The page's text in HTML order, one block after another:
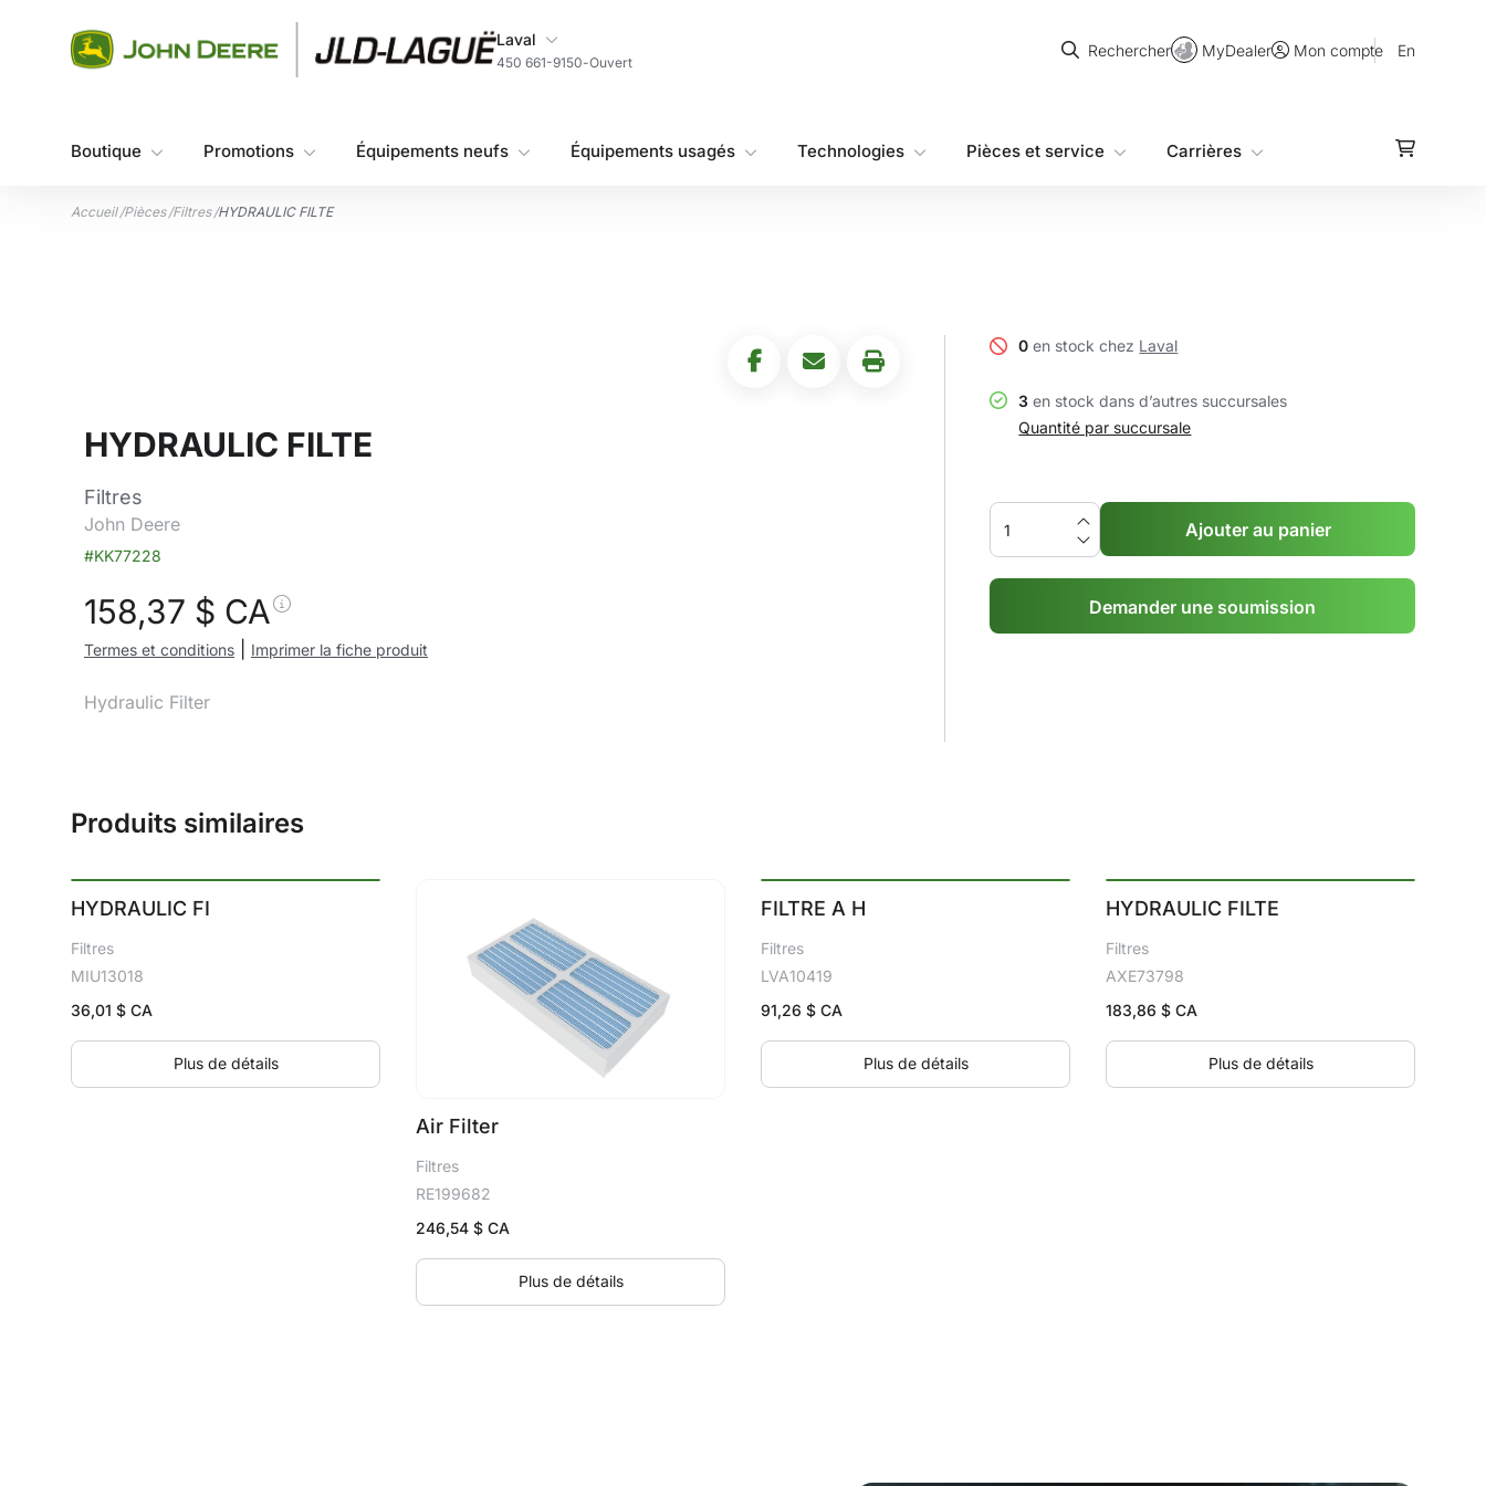
Ma succursale
Laval
450 661-9150-Ouvert
Rechercher
Rechercher MyDealer Mon compte En
Boutique Promotions Équipements neufs Équipements usagés Technologies Pièces et service Carrières
Accueil /Pièces /Filtres /HYDRAULIC FILTE
HYDRAULIC FILTE
Filtres
John Deere
#KK77228
158,37 $ CA
Termes et conditions Imprimer la fiche produit
Hydraulic Filter
0 en stock chez Laval
3 en stock dans d’autres succursales
Quantité par succursale
Ajouter au panier
Demander une soumission
Produits similaires
HYDRAULIC FI
Filtres
MIU13018
36,01 $ CA
Plus de détails
Air Filter
Filtres
RE199682
246,54 $ CA
Plus de détails
FILTRE A H
Filtres
LVA10419
91,26 $ CA
Plus de détails
HYDRAULIC FILTE
Filtres
AXE73798
183,86 $ CA
Plus de détails